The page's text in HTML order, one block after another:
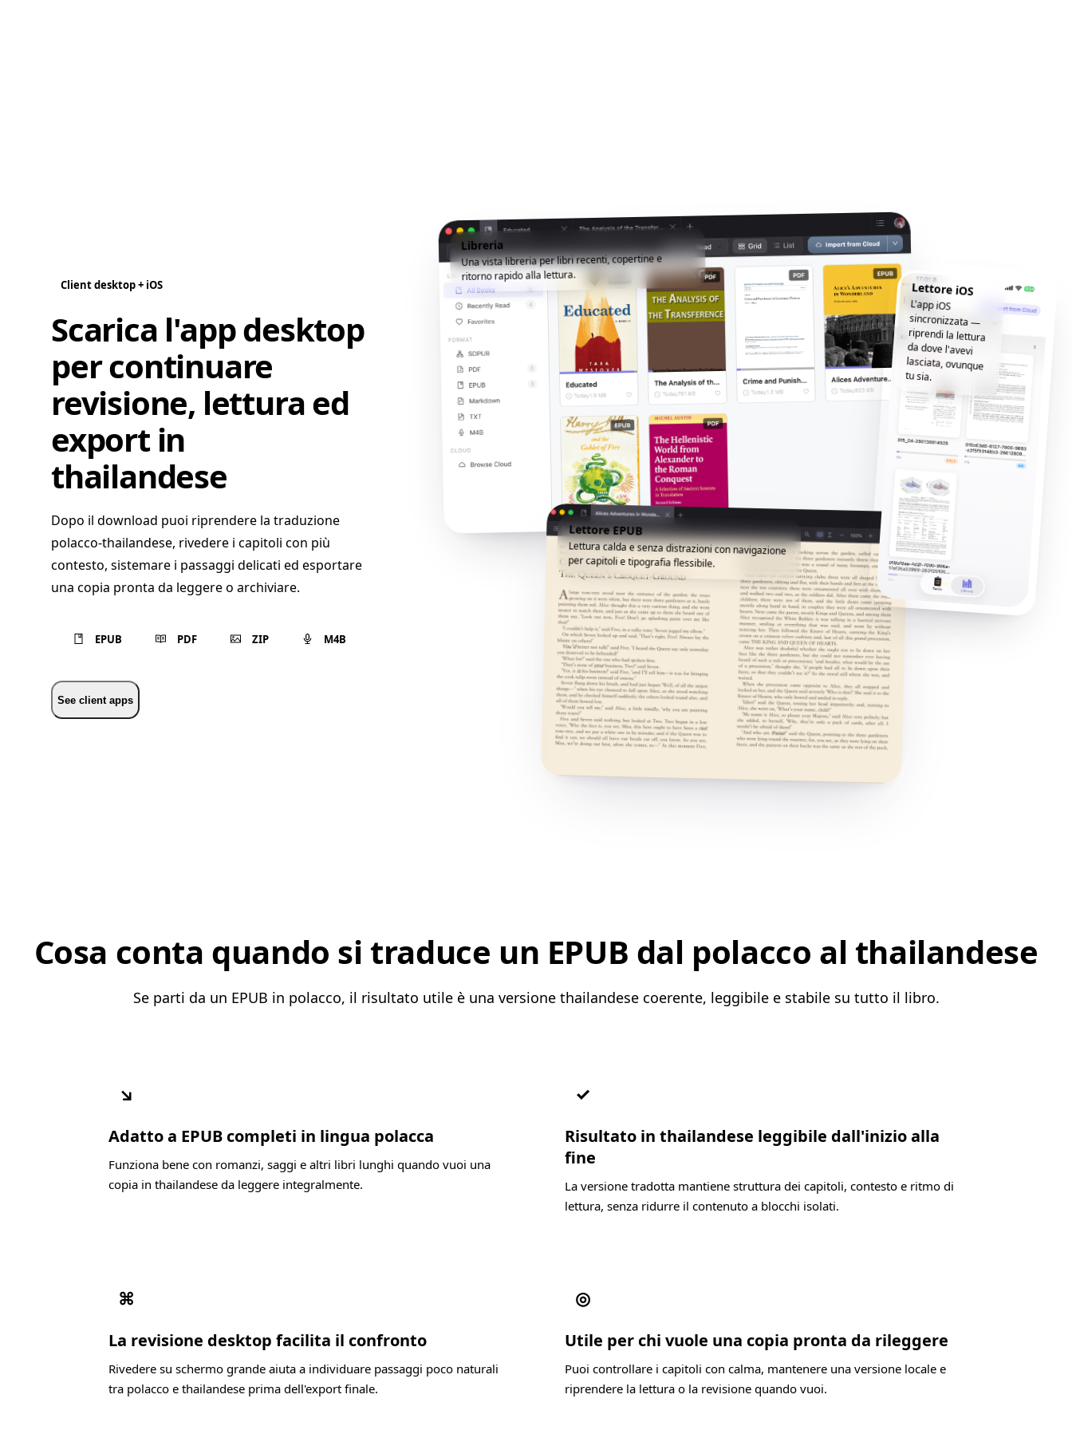
Client desktop + iOS
Scarica l'app desktop
per continuare
revisione, lettura ed
export in
thailandese
Dopo il download puoi riprendere la traduzione
polacco-thailandese, rivedere i capitoli con più
contesto, sistemare i passaggi delicati ed esportare
una copia pronta da leggere o archiviare.
EPUB PDF ZIP M4B
See client apps
Libreria
Una vista libreria per libri recenti, copertine e
ritorno rapido alla lettura.
Lettore EPUB
Lettura calda e senza distrazioni con navigazione
per capitoli e tipografia flessibile.
Lettore iOS
L'app iOS
sincronizzata —
riprendi la lettura
da dove l'avevi
lasciata, ovunque
tu sia.
Cosa conta quando si traduce un EPUB dal polacco al thailandese
Se parti da un EPUB in polacco, il risultato utile è una versione thailandese coerente, leggibile e stabile su tutto il libro.
↘
Adatto a EPUB completi in lingua polacca
Funziona bene con romanzi, saggi e altri libri lunghi quando vuoi una
copia in thailandese da leggere integralmente.
✓
Risultato in thailandese leggibile dall'inizio alla
fine
La versione tradotta mantiene struttura dei capitoli, contesto e ritmo di
lettura, senza ridurre il contenuto a blocchi isolati.
⌘
La revisione desktop facilita il confronto
Rivedere su schermo grande aiuta a individuare passaggi poco naturali
tra polacco e thailandese prima dell'export finale.
◎
Utile per chi vuole una copia pronta da rileggere
Puoi controllare i capitoli con calma, mantenere una versione locale e
riprendere la lettura o la revisione quando vuoi.